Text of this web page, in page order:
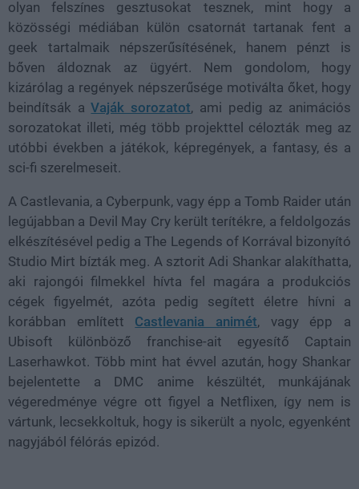
olyan felszínes gesztusokat tesznek, mint hogy a
közösségi médiában külön csatornát tartanak fent a
geek tartalmaik népszerűsítésének, hanem pénzt is
bőven áldoznak az ügyért. Nem gondolom, hogy
kizárólag a regények népszerűsége motiválta őket, hogy
beindítsák aVaják sorozatot, ami pedig az animációs
sorozatokat illeti, még több projekttel célozták meg az
utóbbi években a játékok, képregények, a fantasy, és a
sci-fi szerelmeseit.
A Castlevania, a Cyberpunk, vagy épp a Tomb Raider után
legújabban a Devil May Cry került terítékre, a feldolgozás
elkészítésével pedig a The Legends of Korrával bizonyító
Studio Mirt bízták meg. A sztorit Adi Shankar alakíthatta,
aki rajongói filmekkel hívta fel magára a produkciós
cégek figyelmét, azóta pedig segített életre hívni a
korábban említett Castlevania animét, vagy épp a
Ubisoft különböző franchise-ait egyesítő Captain
Laserhawkot. Több mint hat évvel azután, hogy Shankar
bejelentette a DMC anime készültét, munkájának
végeredménye végre ott figyel a Netflixen, így nem is
vártunk, lecsekkoltuk, hogy is sikerült a nyolc, egyenként
nagyjából félórás epizód.